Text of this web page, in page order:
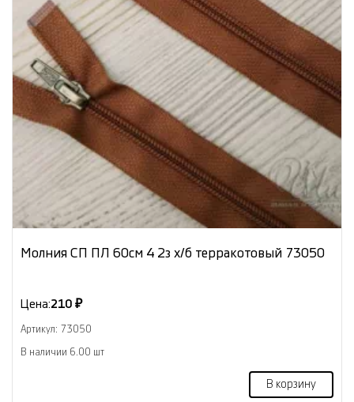
Молния СП ПЛ 60см 4 2з х/б терракотовый 73050
Цена:210 ₽
Артикул: 73050
В наличии 6.00 шт
В корзину